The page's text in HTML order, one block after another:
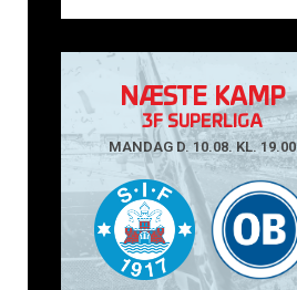
NÆSTE KAMP
3F SUPERLIGA
MANDAG D. 10.08. KL. 19.00